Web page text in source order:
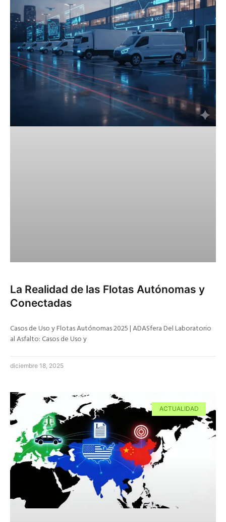
La Realidad de las Flotas Autónomas y
Conectadas
Casos de Uso y Flotas Autónomas 2025 | ADASfera Del Laboratorio
al Asfalto: Casos de Uso y
diciembre 18, 2025
ACTUALIDAD